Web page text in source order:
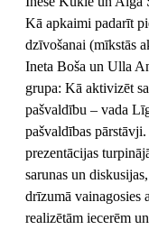
Kā apkaimi padarīt
dzīvošanai (mīkstās
Ineta Boša un Ulla
grupa: Kā aktivizēt
pašvaldību – vada
pašvaldības
prezentācijas
sarunas un
drīzumā vainagosies
realizētām iecerēm